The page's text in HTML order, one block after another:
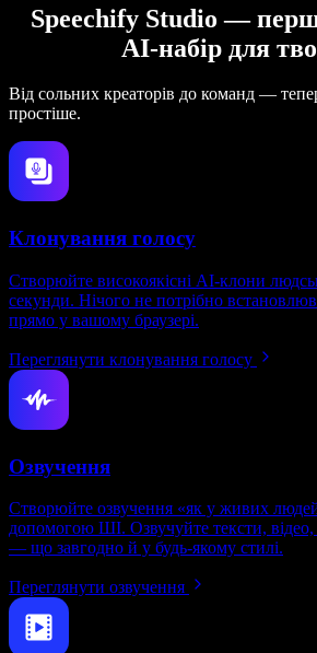
Speechify Studio —
AI-набір для
Від сольних креаторів до команд —
простіше.
Клонування голосу
Створюйте високоякісні AI-клони
секунди. Нічого не потрібно
прямо у вашому браузері.
Переглянути клонування голосу
Озвучення
Створюйте озвучення «як у живих
допомогою ШІ. Озвучуйте тексти,
— що завгодно й у будь-якому стилі.
Переглянути озвучення